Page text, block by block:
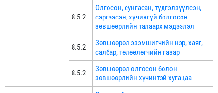
8.5.2
Олгосон, сунгасан, түдгэлзүүлсэн,
сэргээсэн, хүчингүй болгосон
зөвшөөрлийн талаарх мэдээлэл
8.5.2
Зөвшөөрөл эзэмшигчийн нэр, хаяг,
салбар, төлөөлөгчийн газар
8.5.2
Зөвшөөрөл олгосон болон
зөвшөөрлийн хүчинтэй хугацаа